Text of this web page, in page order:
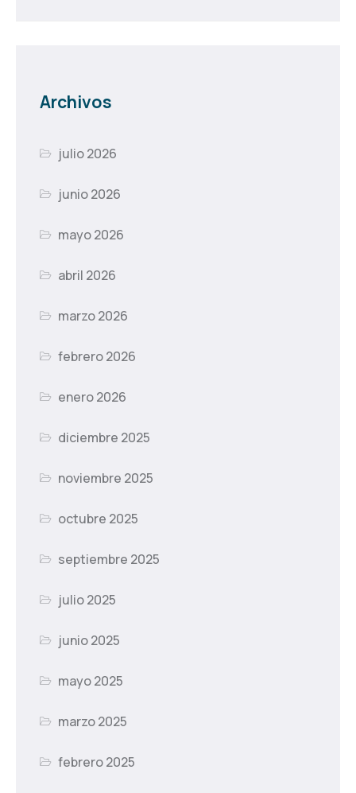
Archivos
julio 2026
junio 2026
mayo 2026
abril 2026
marzo 2026
febrero 2026
enero 2026
diciembre 2025
noviembre 2025
octubre 2025
septiembre 2025
julio 2025
junio 2025
mayo 2025
marzo 2025
febrero 2025